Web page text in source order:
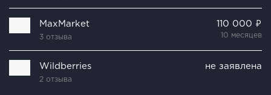
MaxMarket
3 отзыва
110 000 ₽
10 месяцев
Wildberries
2 отзыва
не заявлена